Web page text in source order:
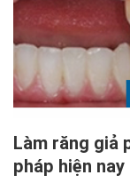
Làm răng giả
pháp hiện nay